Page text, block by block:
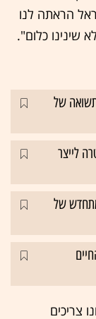
הראתה לנו
שינינו כלום".
את התשואה של
לייצר
של
צריכים